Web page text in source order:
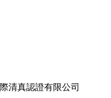
清真認證有限公司